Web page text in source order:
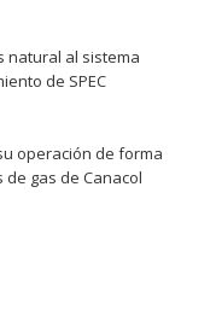
natural al sistema
de SPEC
operación de forma
gas de Canacol